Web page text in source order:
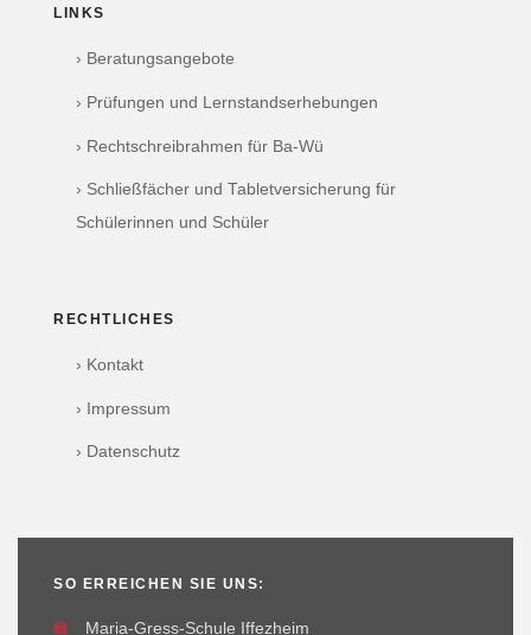
LINKS
› Beratungsangebote
› Prüfungen und Lernstandserhebungen
› Rechtschreibrahmen für Ba-Wü
› Schließfächer und Tabletversicherung für
Schülerinnen und Schüler
RECHTLICHES
› Kontakt
› Impressum
› Datenschutz
SO ERREICHEN SIE UNS:
🏫 Maria-Gress-Schule Iffezheim